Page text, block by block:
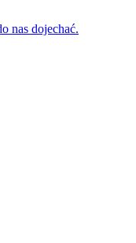
nas dojechać.